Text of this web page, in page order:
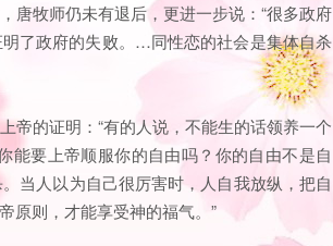
唐牧师仍未有退后，更进一步说：“很多政府
了政府的失败。…同性恋的社会是集体自杀
帝的证明：“有的人说，不能生的话领养一个
能要上帝顺服你的自由吗？你的自由不是自
当人以为自己很厉害时，人自我放纵，把自
原则，才能享受神的福气。”